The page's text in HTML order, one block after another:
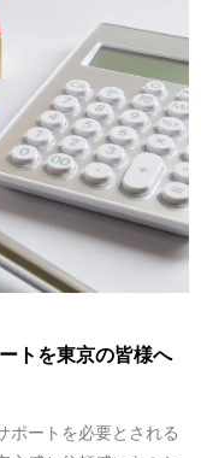
トを東京の皆様へ
ポートを必要とされる